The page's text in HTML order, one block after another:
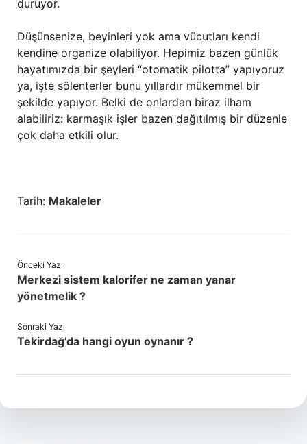
duruyor.
Düşünsenize, beyinleri yok ama vücutları kendi
kendine organize olabiliyor. Hepimiz bazen günlük
hayatımızda bir şeyleri “otomatik pilotta” yapıyoruz
ya, işte sölenterler bunu yıllardır mükemmel bir
şekilde yapıyor. Belki de onlardan biraz ilham
alabiliriz: karmaşık işler bazen dağıtılmış bir düzenle
çok daha etkili olur.
Tarih: Makaleler
Önceki Yazı
Merkezi sistem kalorifer ne zaman yanar
yönetmelik ?
Sonraki Yazı
Tekirdağ’da hangi oyun oynanır ?